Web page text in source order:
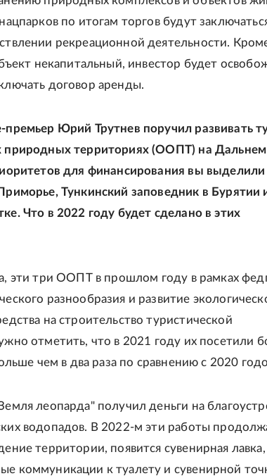
по итогам торгов будут
рекреационной деятельности.
некапитальный, инвестор будет
договор аренды.
Юрий Трутнев поручил развивать
природных территориях (ООПТ) на Дальнем
для финансирования вы выделили
Тункинский заповедник в Бурятии
Что в 2022 году будет сделано в этих
эти три ООПТ в прошлом году в рамках
разнообразия и развитие
на строительство туристической
отметить, что в 2021 году их посетили
чем в два раза по сравнению с 2020
леопарда" получил деньги на
водопадов. В 2022-м эти работы
территории, появится сувенирная
коммуникации к туалету и сувенирной